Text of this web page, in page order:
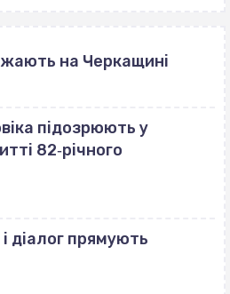
на Черкащині
підозрюють у
82‐річного
діалог прямують